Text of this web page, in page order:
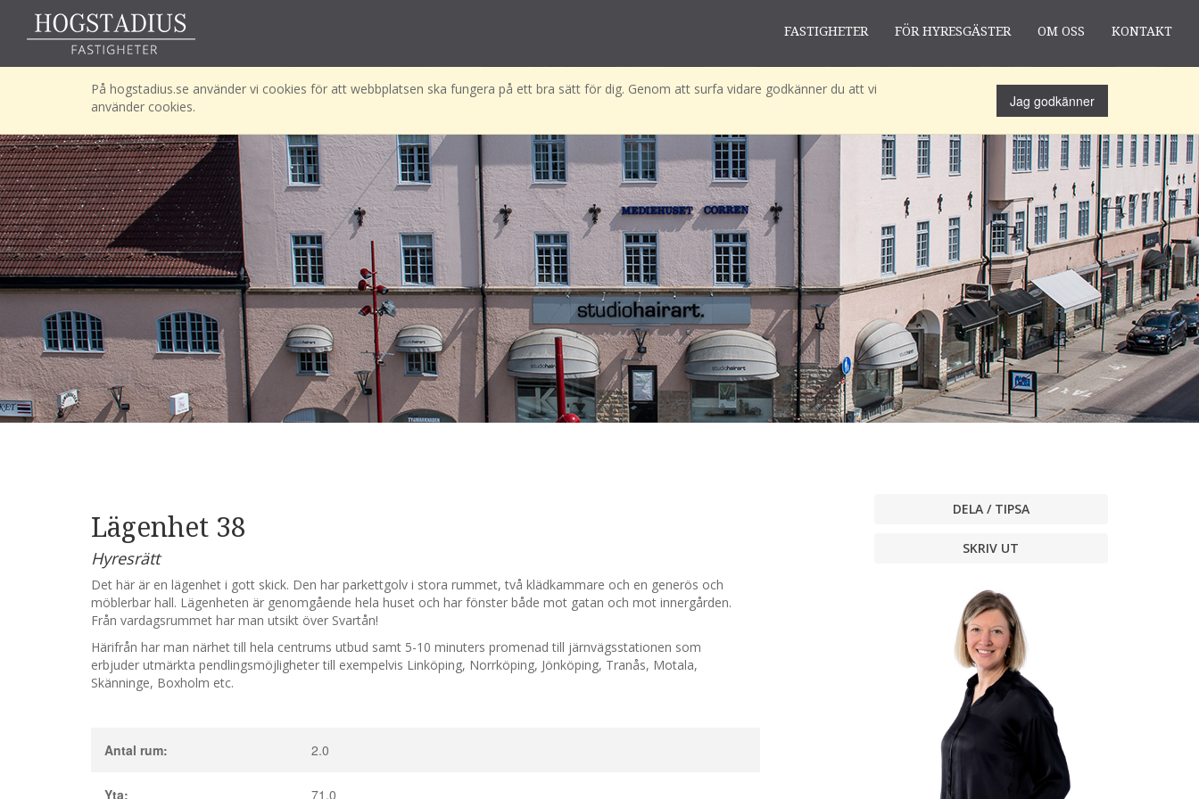
På hogstadius.se använder vi cookies för att webbplatsen ska fungera på ett bra sätt för dig. Genom att surfa vidare godkänner du att vi
använder cookies.
Jag godkänner
FASTIGHETER FÖR HYRESGÄSTER OM OSS KONTAKT
Lägenhet 38
Hyresrätt
Det här är en lägenhet i gott skick. Den har parkettgolv i stora rummet, två klädkammare och en generös och
möblerbar hall. Lägenheten är genomgående hela huset och har fönster både mot gatan och mot innergården.
Från vardagsrummet har man utsikt över Svartån!
Härifrån har man närhet till hela centrums utbud samt 5-10 minuters promenad till järnvägsstationen som
erbjuder utmärkta pendlingsmöjligheter till exempelvis Linköping, Norrköping, Jönköping, Tranås, Motala,
Skänninge, Boxholm etc.
Antal rum: 2.0
Yta: 71.0
DELA / TIPSA
SKRIV UT